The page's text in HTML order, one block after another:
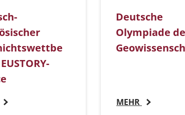
Deutsche
Olympiade
MEHR